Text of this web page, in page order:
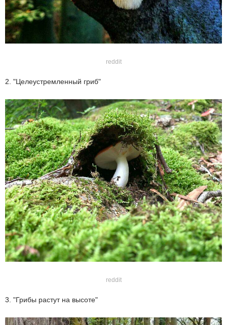
reddit
2. "Целеустремленный гриб"
reddit
3. "Грибы растут на высоте"